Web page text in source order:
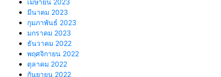
เมษายน 2023
มีนาคม 2023
กุมภาพันธ์ 2023
มกราคม 2023
ธันวาคม 2022
พฤศจิกายน 2022
ตุลาคม 2022
กันยายน 2022